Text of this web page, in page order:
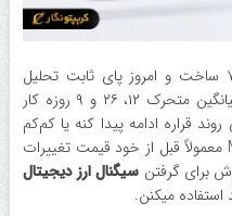
این اندیکاتور رو جرالد اپل تو دهه ۷۰ ساخت و امروز پای ثابت تحلیل‌
تریدرهای کریپتو شده. مکدی با سه میانگین متحرک ۱۲، ۲۶ و ۹ روزه کار
قراره ادامه پیدا کنه یا کم‌کم
ضعیف بشه. نکته جالب اینه که MACD معمولاً قبل از خود قیمت تغییرات
برای گرفتن سیگنال ارز دیجیتال
میکنن.